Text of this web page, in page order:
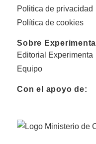
Politica de privacidad
Política de cookies
Sobre Experimenta
Editorial Experimenta
Equipo
Con el apoyo de: